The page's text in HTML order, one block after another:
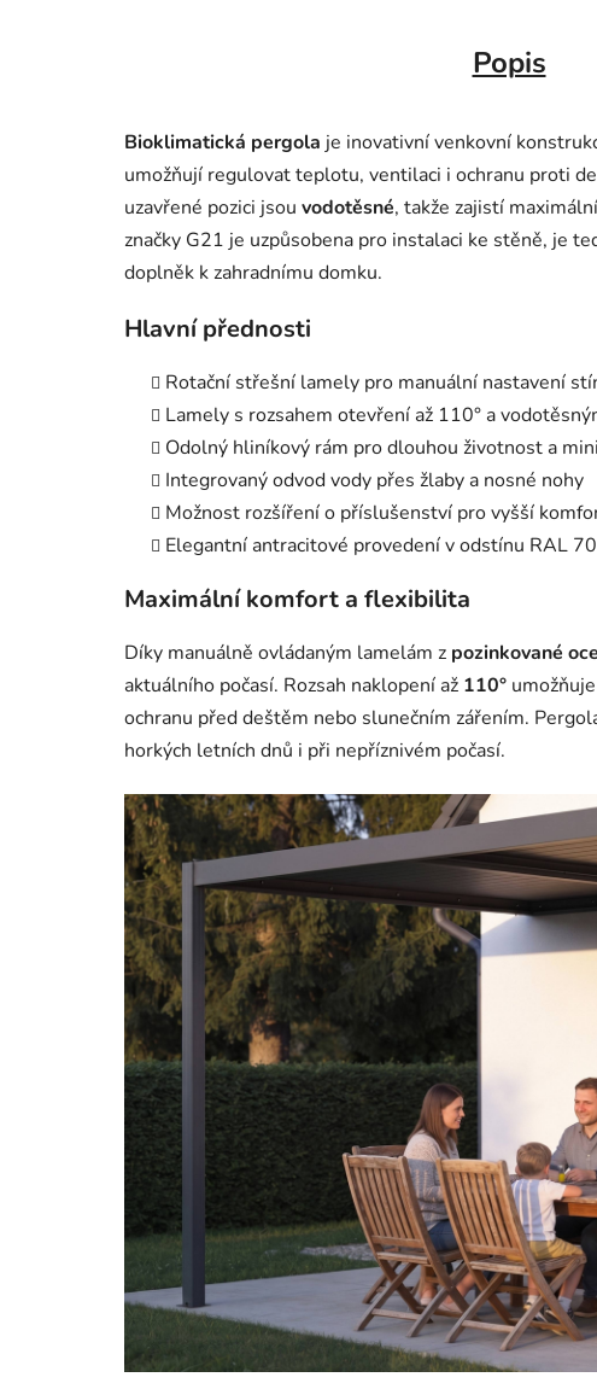
Popis
Bioklimatická pergola je inovativní venkovní
umožňují regulovat teplotu, ventilaci i ochranu proti
uzavřené pozici jsou vodotěsné, takže zajistí
značky G21 je uzpůsobena pro instalaci ke stěně, je
doplněk k zahradnímu domku.
Hlavní přednosti
Rotační střešní lamely pro manuální nastavení
Lamely s rozsahem otevření až 110° a
Odolný hliníkový rám pro dlouhou životnost a
Integrovaný odvod vody přes žlaby a nosné nohy
Možnost rozšíření o příslušenství pro vyšší
Elegantní antracitové provedení v odstínu RAL
Maximální komfort a flexibilita
Díky manuálně ovládaným lamelám z pozinkované
aktuálního počasí. Rozsah naklopení až 110°
ochranu před deštěm nebo slunečním zářením.
horkých letních dnů i při nepříznivém počasí.